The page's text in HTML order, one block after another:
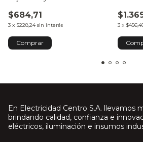
$684,71
3 x $228,24 sin interés 3 x
En Electricidad Centro S.A. llevamos
brindando calidad, confianza e
eléctricos, iluminación e insumos